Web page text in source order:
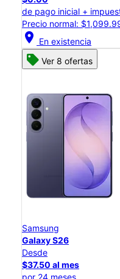
de pago inicial +
Precio normal:
location_on En existencia
Ver 8 ofertas
Samsung
Galaxy S26
Desde
$37.50 al mes